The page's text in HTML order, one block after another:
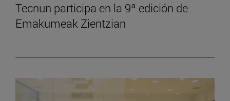
Tecnun participa en la 9ª edición de
Emakumeak Zientzian